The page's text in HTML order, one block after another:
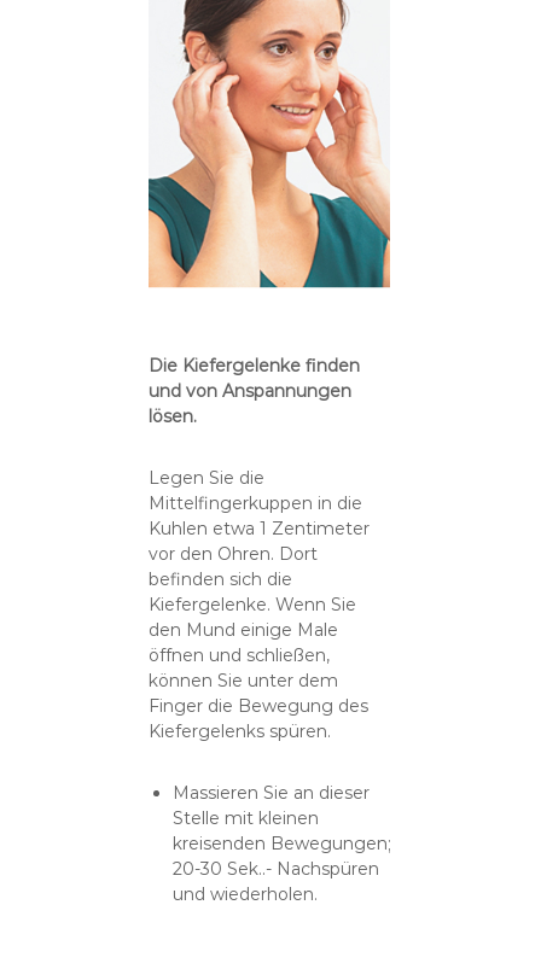
Die Kiefergelenke finden
und von Anspannungen
lösen.
Legen Sie die
Mittelfingerkuppen in die
Kuhlen etwa 1 Zentimeter
vor den Ohren. Dort
befinden sich die
Kiefergelenke. Wenn Sie
den Mund einige Male
öffnen und schließen,
können Sie unter dem
Finger die Bewegung des
Kiefergelenks spüren.
Massieren Sie an dieser
Stelle mit kleinen
kreisenden Bewegungen;
20-30 Sek..- Nachspüren
und wiederholen.